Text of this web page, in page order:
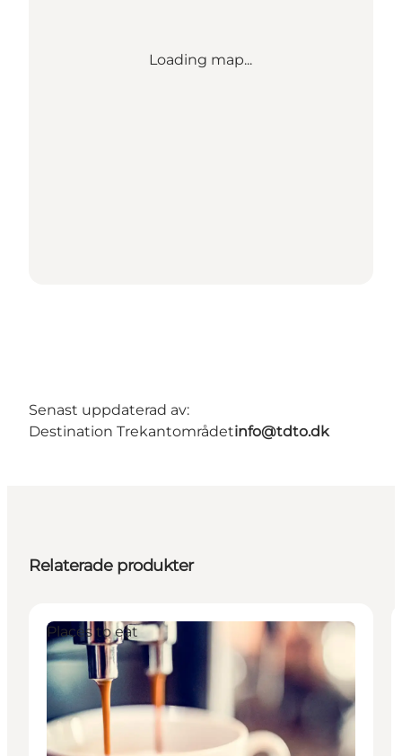
Loading map...
Senast uppdaterad av:
Destination Trekantområdetinfo@tdto.dk
Relaterade produkter
Places to eat